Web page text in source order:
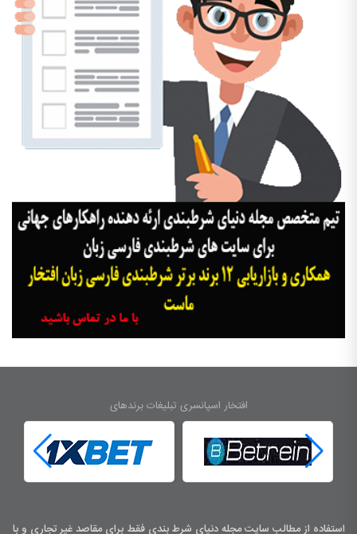
افتخار اسپانسری تبلیغات برندهای
استفاده از مطالب سایت مجله دنیای شرط بندی فقط برای مقاصد غیر تجاری و با